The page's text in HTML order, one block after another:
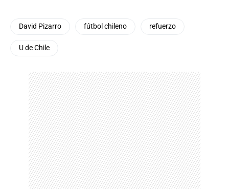
David Pizarro fútbol chileno refuerzo
U de Chile